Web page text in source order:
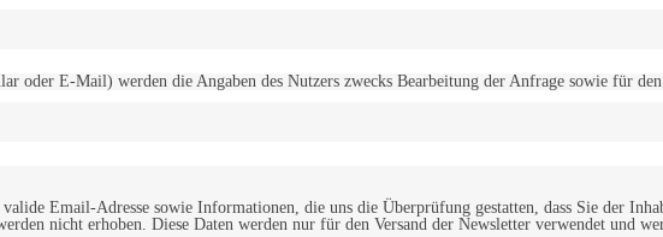
E-Mail) werden die Angaben des Nutzers zwecks Bearbeitung der Anfrage sowie für den
Email-Adresse sowie Informationen, die uns die Überprüfung gestatten, dass Sie der
nicht erhoben. Diese Daten werden nur für den Versand der Newsletter verwendet und